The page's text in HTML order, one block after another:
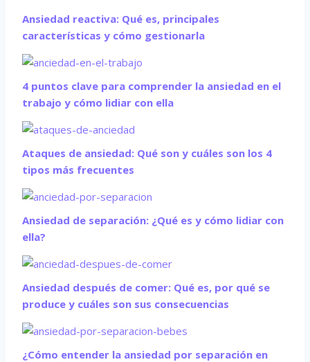
Ansiedad reactiva: Qué es, principales
características y cómo gestionarla
4 puntos clave para comprender la ansiedad en el
trabajo y cómo lidiar con ella
Ataques de ansiedad: Qué son y cuáles son los 4
tipos más frecuentes
Ansiedad de separación: ¿Qué es y cómo lidiar con
ella?
Ansiedad después de comer: Qué es, por qué se
produce y cuáles son sus consecuencias
¿Cómo entender la ansiedad por separación en